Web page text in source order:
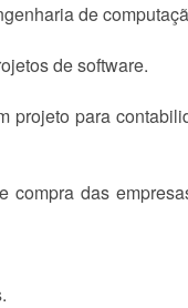
de
de software.
projeto para
compra das